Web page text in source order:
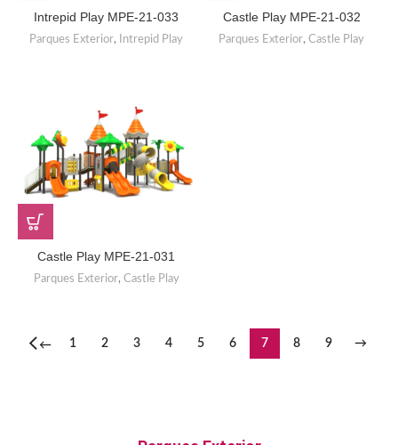
Intrepid Play MPE-21-033
Parques Exterior, Intrepid Play
Castle Play MPE-21-032
Parques Exterior,Castle Play
Castle Play MPE-21-031
Parques Exterior, Castle Play
← 1 2 3 4 5 6 7 8 9 →